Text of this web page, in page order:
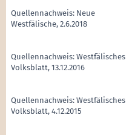
Quellennachweis: Neue
Westfälische, 2.6.2018
Quellennachweis: Westfälisches
Volksblatt, 13.12.2016
Quellennachweis: Westfälisches
Volksblatt, 4.12.2015